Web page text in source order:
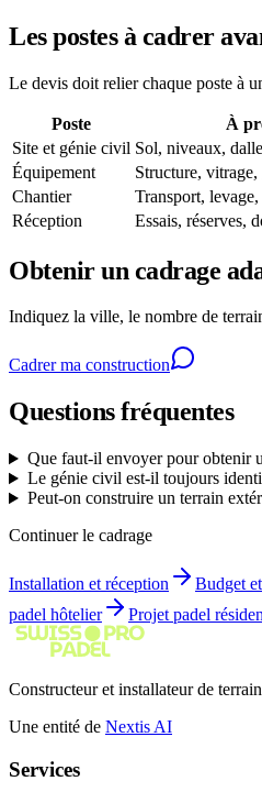
Les postes à cadrer
Le devis doit relier chaque poste à
Poste À
Site et génie civil Sol, niveaux,
Équipement
Structure,
Chantier
Transport,
Réception
Essais, réserves,
Obtenir un cadrage
Indiquez la ville, le nombre de
Cadrer ma construction
Questions fréquentes
Que faut-il envoyer pour obtenir
Le génie civil est-il toujours
Peut-on construire un terrain
Continuer le cadrage
Installation et réception Budget
padel hôtelier
Projet padel
Constructeur et installateur de
Une entité de Nextis AI
Services